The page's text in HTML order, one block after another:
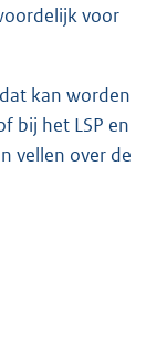
voor
kan worden
bij het LSP en
vellen over de